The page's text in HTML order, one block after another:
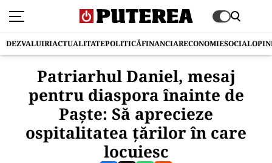
DEZVALUIRIACTUALITATEPOLITICĂFINANCIARECONOMIESOCIAL
Patriarhul Daniel, mesaj
pentru diaspora înainte de
Paște: Să aprecieze
ospitalitatea ţărilor în care
locuiesc